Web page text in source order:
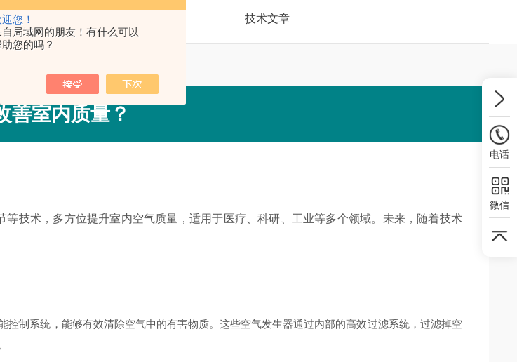
您！
自局域网的朋友！有什么可以
您的吗？
技术文章
善室内质量？
等技术，多方位提升室内空气质量，适用于医疗、科研、工业等多个领域。未来，随着技术
系统，能够有效清除空气中的有害物质。这些空气发生器通过内部的高效过滤系统，过滤掉空
电话
微信